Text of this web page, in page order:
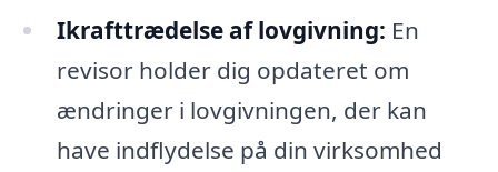
Ikrafttrædelse af lovgivning: En
revisor holder dig opdateret om
ændringer i lovgivningen, der kan
have indflydelse på din virksomhed